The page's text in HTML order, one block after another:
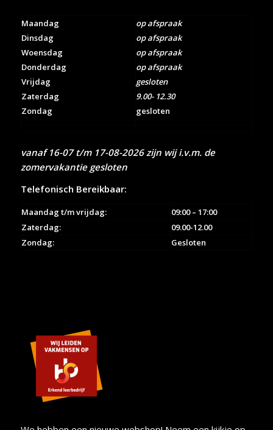
Maandag
Dinsdag
Woensdag
Donderdag
Vrijdag
Zaterdag
Zondag
op afspraak
op afspraak
op afspraak
op afspraak
gesloten
9.00- 12.30
gesloten
vanaf 16-07 t/m 17-08-2026 zijn wij i.v.m. de
zomervakantie gesloten
Telefonisch Bereikbaar:
Maandag t/m vrijdag:
09:00 – 17:00
Zaterdag:
09.00-12.00
Zondag:
Gesloten